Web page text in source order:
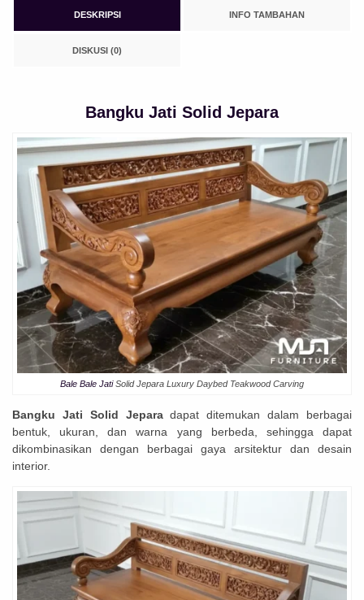
DESKRIPSI INFO TAMBAHAN
DISKUSI (0)
Bangku Jati Solid Jepara
Bale Bale JatiSolid Jepara Luxury Daybed Teakwood Carving
Bangku Jati Solid Jeparadapat ditemukan dalam berbagai
bentuk, ukuran, dan warna yang berbeda, sehingga dapat
dikombinasikan dengan berbagai gaya arsitektur dan desain
interior.